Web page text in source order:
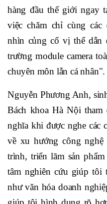
hàng đầu thế giới ngay
việc chăm chỉ cùng
nhìn củng cố vị thế dẫn
trường module camera
chuyên môn lẫn cá nhân".
Nguyễn Phương Anh,
Bách khoa Hà Nội
nghĩa khi được nghe các
về xu hướng công
trình, triển lãm sản
tâm nghiên cứu giúp tôi
như văn hóa doanh